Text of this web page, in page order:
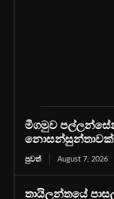
මීගමුව
නොසන්සුන්තාවක්,
පුවත් August 7, 2026
තායිලන්තයේ